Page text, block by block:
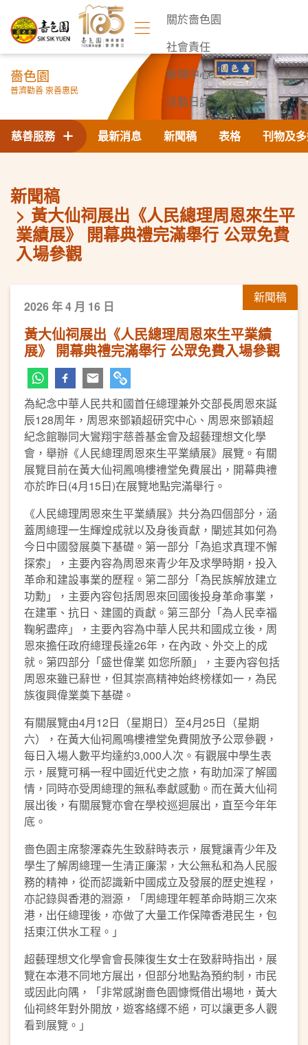
關於嗇色園
社會責任
新聞中心
活動日誌
聯絡我們
嗇色園
普濟勸善 崇善惠民
最新消息 新聞稿 表格 刊物及
慈善服務
新聞稿
黃大仙祠展出《人民總理周恩來生平
業績展》 開幕典禮完滿舉行 公眾免費
入場參觀
新聞稿
2026 年 4 月 16 日
黃大仙祠展出《人民總理周恩來生平業績
展》 開幕典禮完滿舉行 公眾免費入場參觀
為紀念中華人民共和國首任總理兼外交部長周恩來誕
辰128周年，周恩來鄧穎超研究中心、周恩來鄧穎超
紀念館聯同大鸞翔宇慈善基金會及超藝理想文化學
會，舉辦《人民總理周恩來生平業績展》展覽。有關
展覽目前在黃大仙祠鳳鳴樓禮堂免費展出，開幕典禮
亦於昨日(4月15日)在展覽地點完滿舉行。
《人民總理周恩來生平業績展》共分為四個部分，涵
蓋周總理一生輝煌成就以及身後貢獻，闡述其如何為
今日中國發展奠下基礎。第一部分「為追求真理不懈
探索」，主要內容為周恩來青少年及求學時期，投入
革命和建設事業的歷程。第二部分「為民族解放建立
功勳」，主要內容包括周恩來回國後投身革命事業，
在建軍、抗日、建國的貢獻。第三部分「為人民幸福
鞠躬盡瘁」，主要內容為中華人民共和國成立後，周
恩來擔任政府總理長達26年，在內政、外交上的成
就。第四部分「盛世偉業 如您所願」，主要內容包括
周恩來雖已辭世，但其崇高精神始終榜樣如一，為民
族復興偉業奠下基礎。
有關展覽由4月12日（星期日）至4月25日（星期
六），在黃大仙祠鳳鳴樓禮堂免費開放予公眾參觀，
每日入場人數平均達約3,000人次。有觀展中學生表
示，展覽可稱一程中國近代史之旅，有助加深了解國
情，同時亦受周總理的無私奉獻感動。而在黃大仙祠
展出後，有關展覽亦會在學校巡迴展出，直至今年年
底。
嗇色園主席黎澤森先生致辭時表示，展覽讓青少年及
學生了解周總理一生清正廉潔，大公無私和為人民服
務的精神，從而認識新中國成立及發展的歴史進程，
亦記錄與香港的淵源，「周總理年輕革命時期三次來
港，出任總理後，亦做了大量工作保障香港民生，包
括東江供水工程。」
超藝理想文化學會會長陳復生女士在致辭時指出，展
覽在本港不同地方展出，但部分地點為預約制，市民
或因此向隅，「非常感謝嗇色園慷慨借出場地，黃大
仙祠終年對外開放，遊客絡繹不絕，可以讓更多人觀
看到展覽。」